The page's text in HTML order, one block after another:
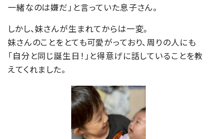
一緒なのは嫌だ」と言っていた息子さん。
しかし、妹さんが生まれてからは一変。
妹さんのことをとても可愛がっており、周りの人にも
「自分と同じ誕生日！」と得意げに話していることを教
えてくれました。